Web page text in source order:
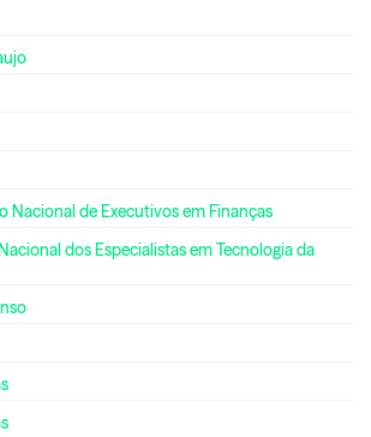
Nacional de Executivos em Finanças
dos Especialistas em Tecnologia da